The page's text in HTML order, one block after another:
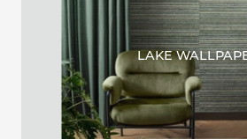
LAKE